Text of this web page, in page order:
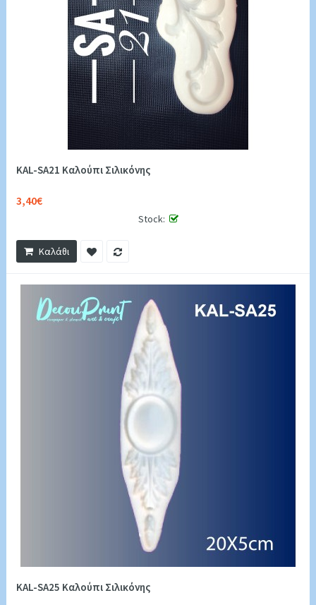
KAL-SA21 Καλούπι Σιλικόνης
3,40€
Stock:
Καλάθι
KAL-SA25 Καλούπι Σιλικόνης